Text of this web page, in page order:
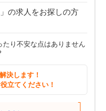
の求人をお探しの方
り不安な点はありません
決します！
立てください！